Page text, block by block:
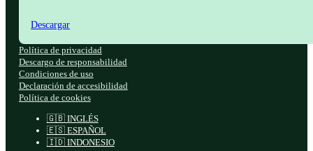
Descargar
🇬🇧 INGLÉS
🇪🇸 ESPAÑOL
🇮🇩 INDONESIO
Política de privacidad
Descargo de responsabilidad
Condiciones de uso
Declaración de accesibilidad
Política de cookies